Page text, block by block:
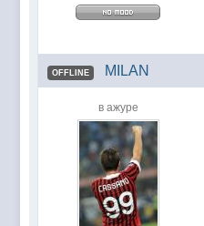
OFFLINE MILAN
в ажуре